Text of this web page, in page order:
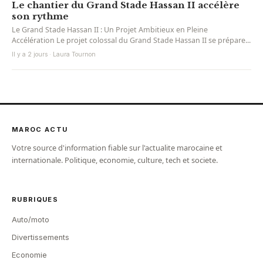
Le chantier du Grand Stade Hassan II accélère
son rythme
Le Grand Stade Hassan II : Un Projet Ambitieux en Pleine
Accélération Le projet colossal du Grand Stade Hassan II se prépare...
Il y a 2 jours · Laura Tournon
MAROC ACTU
Votre source d'information fiable sur l'actualite marocaine et
internationale. Politique, economie, culture, tech et societe.
RUBRIQUES
Auto/moto
Divertissements
Economie